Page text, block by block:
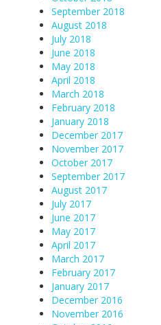
September 2018
August 2018
July 2018
June 2018
May 2018
April 2018
March 2018
February 2018
January 2018
December 2017
November 2017
October 2017
September 2017
August 2017
July 2017
June 2017
May 2017
April 2017
March 2017
February 2017
January 2017
December 2016
November 2016